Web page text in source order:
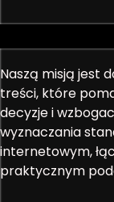
Naszą misją jest
treści, które
decyzje i
wyznaczania
internetowym,
praktycznym